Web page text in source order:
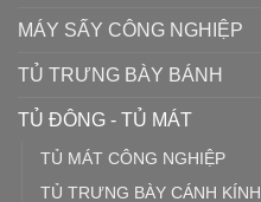
MÁY SẤY CÔNG NGHIỆP
TỦ TRƯNG BÀY BÁNH
TỦ ĐÔNG - TỦ MÁT
TỦ MÁT CÔNG NGHIỆP
TỦ TRƯNG BÀY CÁNH KÍNH